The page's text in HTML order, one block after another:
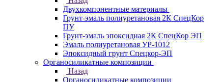
Двухкомпонентные материалы
Грунт-эмаль полиуретановая 2К СпецКор
ПУ
Грунт-эмаль эпоксидная 2К СпецКор ЭП
Эмаль полиуретановая УР-1012
Эпоксидный грунт Спецкор-ЭП
Органосиликатные композиции
Назад
Органосиликатные композиции